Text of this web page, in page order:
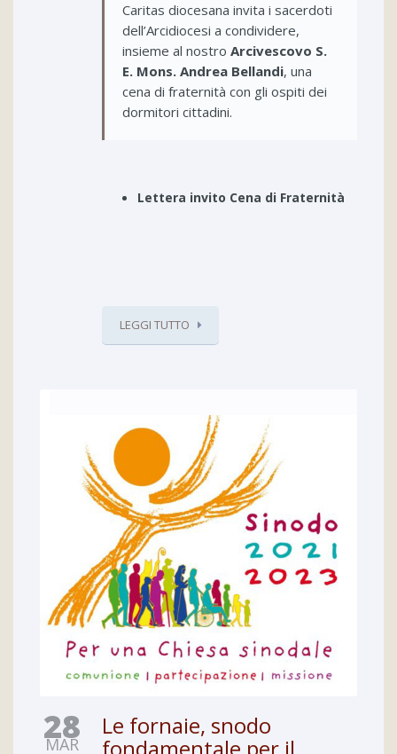
Caritas diocesana invita i sacerdoti
dell’Arcidiocesi a condividere,
insieme al nostro Arcivescovo S.
E. Mons. Andrea Bellandi, una
cena di fraternità con gli ospiti dei
dormitori cittadini.
Lettera invito Cena di Fraternità
LEGGI TUTTO
28
MAR
Le fornaie, snodo
fondamentale per il